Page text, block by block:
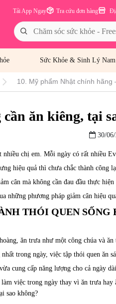
Tra cứu đơn hàng
Tải App Ngay
Sức Khỏe & Sinh Lý Nam
10. Mỹ phẩm Nhật chính hãng
ăn kiêng, tại
30/06/
chị em. Mỗi ngày có rất nhiều
hiệu quả thì chưa chắc thành công
cân mà không cần đau đầu thực
những phương pháp giảm cân hiệu
THÓI QUEN SỐNG
ăn trưa như một công chúa và
trong ngày, việc tập thói quen ăn
cung cấp năng lượng cho cả ngày
việc trong ngày thay vì ăn trưa hay